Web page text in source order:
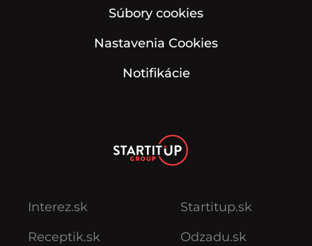
Súbory cookies
Nastavenia Cookies
Notifikácie
Interez.sk
Receptik.sk
Startitup.sk
Odzadu.sk